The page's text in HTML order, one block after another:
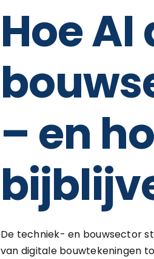
Hoe
– en
De techniek- en bouwsector
van digitale bouwtekeningen